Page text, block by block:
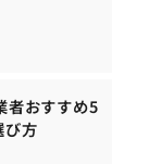
者おすすめ5
び方